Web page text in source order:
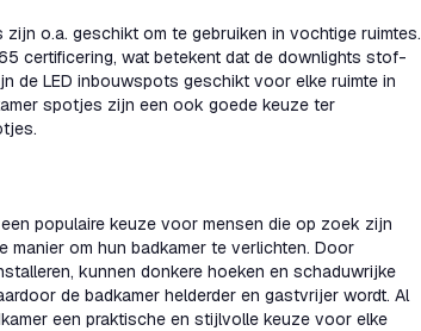
o.a. geschikt om te gebruiken in vochtige ruimtes.
certificering, wat betekent dat de downlights stof-
de LED inbouwspots geschikt voor elke ruimte in
spotjes zijn een ook goede keuze ter
populaire keuze voor mensen die op zoek zijn
manier om hun badkamer te verlichten. Door
kunnen donkere hoeken en schaduwrijke
de badkamer helderder en gastvrijer wordt. Al
een praktische en stijlvolle keuze voor elke